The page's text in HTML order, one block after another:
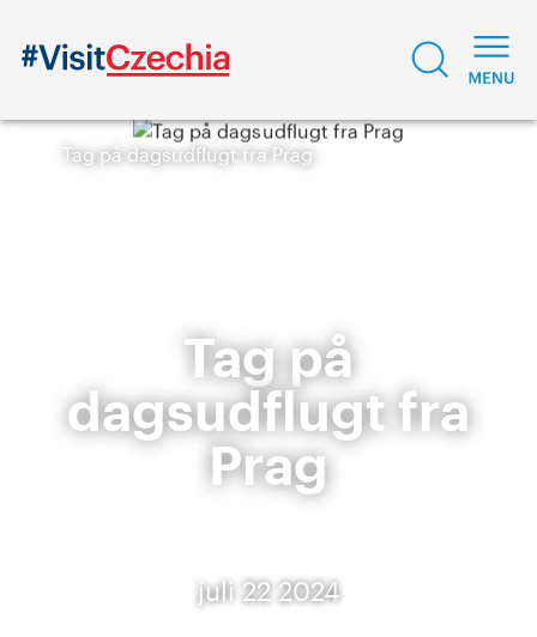
Tag på dagsudflugt fra Prag
Tag på
dagsudflugt fra
Prag
juli 22 2024